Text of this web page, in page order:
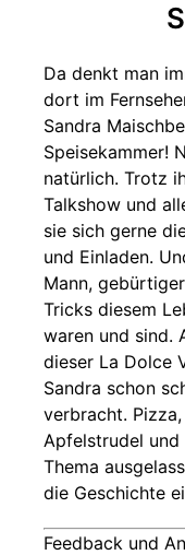
Da denkt man
dort im
Sandra
Speisekammer!
natürlich. Trotz
Talkshow und
sie sich gerne
und Einladen.
Mann,
Tricks diesem
waren und sind.
dieser La Dolce
Sandra schon
verbracht.
Apfelstrudel
Thema
die Geschichte
Feedback und